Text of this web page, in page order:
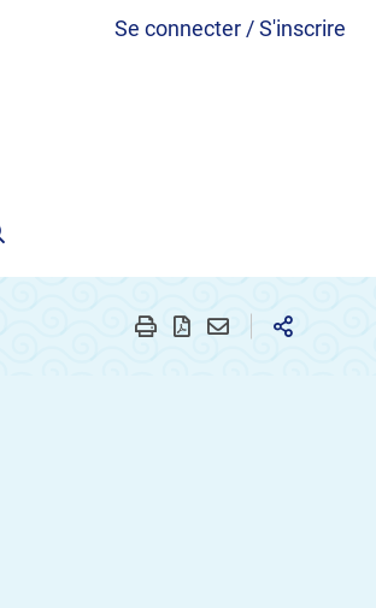
Se connecter / S'inscrire